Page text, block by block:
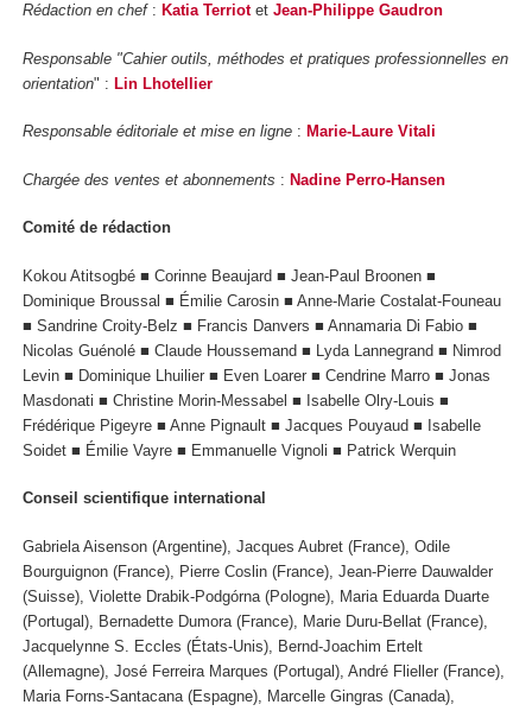
Rédaction en chef: Katia Terriot et Jean-Philippe Gaudron
Responsable "Cahier outils, méthodes et pratiques professionnelles en
orientation" : Lin Lhotellier
Responsable éditoriale et mise en ligne : Marie-Laure Vitali
Chargée des ventes et abonnements : Nadine Perro-Hansen
Comité de rédaction
Kokou Atitsogbé ■ Corinne Beaujard ■ Jean-Paul Broonen ■
Dominique Broussal ■ Émilie Carosin ■ Anne-Marie Costalat-Founeau
■ Sandrine Croity-Belz ■ Francis Danvers ■ Annamaria Di Fabio ■
Nicolas Guénolé ■ Claude Houssemand ■ Lyda Lannegrand ■ Nimrod
Levin ■ Dominique Lhuilier ■ Even Loarer ■ Cendrine Marro ■ Jonas
Masdonati ■ Christine Morin-Messabel ■ Isabelle Olry-Louis ■
Frédérique Pigeyre ■ Anne Pignault ■ Jacques Pouyaud ■ Isabelle
Soidet ■ Émilie Vayre ■ Emmanuelle Vignoli ■ Patrick Werquin
Conseil scientifique international
Gabriela Aisenson (Argentine), Jacques Aubret (France), Odile
Bourguignon (France), Pierre Coslin (France), Jean-Pierre Dauwalder
(Suisse), Violette Drabik-Podgórna (Pologne), Maria Eduarda Duarte
(Portugal), Bernadette Dumora (France), Marie Duru-Bellat (France),
Jacquelynne S. Eccles (États-Unis), Bernd-Joachim Ertelt
(Allemagne), José Ferreira Marques (Portugal), André Flieller (France),
Maria Forns-Santacana (Espagne), Marcelle Gingras (Canada),